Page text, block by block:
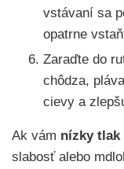
vstávaní sa
opatrne
Zaraďte do
chôdza,
cievy a
Ak vám nízky tlak
slabosť alebo